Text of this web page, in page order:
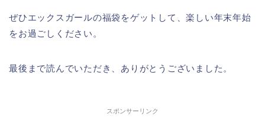
ぜひエックスガールの福袋をゲットして、楽しい年末年始
をお過ごしください。
最後まで読んでいただき、ありがとうございました。
スポンサーリンク